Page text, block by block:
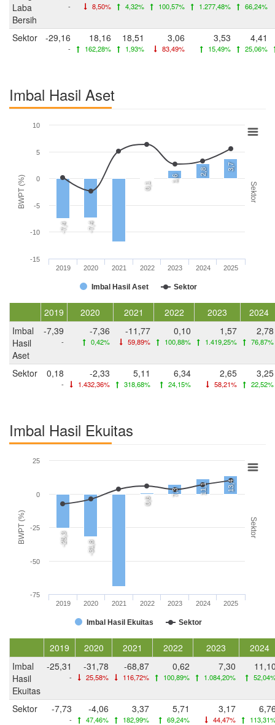
Laba
Bersih
- 8,50% 4,32% 100,57% 1.277,48% 66,24%
Sektor -29,16
-
18,16
162,28%
18,51
1,93%
3,06
83,49%
3,53
15,49%
4,41
25,06%
Imbal Hasil Aset
BWPT (%) Sektor
-7,4 -7,4
0,1
1,6
2,8
3,7
Imbal Hasil Aset Sektor
2019 2020 2021 2022 2023 2024 2025
-15
-10
-5
0
5
10
2019 2020 2021 2022 2023
2024
Imbal
Hasil
Aset
-7,39
-
-7,36
0,42%
-11,77
59,89%
0,10
100,88%
1,57
1.419,25%
2,78
76,87%
Sektor 0,18
-
-2,33
1.432,36%
5,11
318,68%
6,34
24,15%
2,65
58,21%
3,25
22,52%
Imbal Hasil Ekuitas
BWPT (%) Sektor
-25,3
-31,8
0,6
7,3 11,1 13,4
Imbal Hasil Ekuitas Sektor
2019 2020 2021 2022 2023 2024 2025
-75
-50
-25
0
25
2019 2020 2021 2022 2023
2024
Imbal
Hasil
Ekuitas
-25,31
-
-31,78
25,58%
-68,87
116,72%
0,62
100,89%
7,30
1.084,20%
Sektor -7,73
-
-4,06
47,46%
3,37
182,99%
5,71
69,24%
3,17
44,47%